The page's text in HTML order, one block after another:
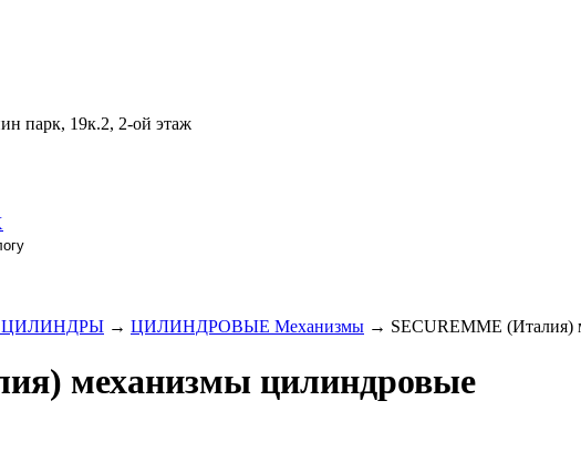
парк, 19к.2, 2-ой этаж
→ ЦИЛИНДРОВЫЕ Механизмы → SECUREMME
механизмы цилиндровые